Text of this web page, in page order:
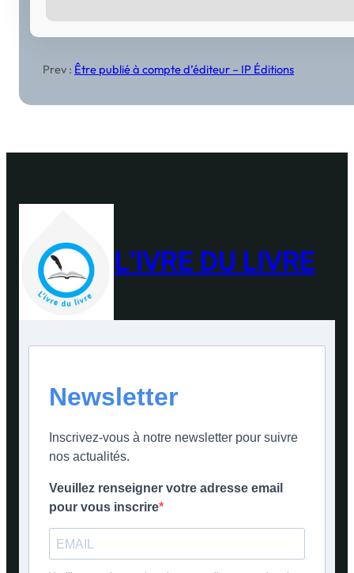
Prev : Être publié à compte d’éditeur – IP Éditions
L'IVRE DU LIVRE
Newsletter
Inscrivez-vous à notre newsletter pour suivre
nos actualités.
Veuillez renseigner votre adresse email
pour vous inscrire